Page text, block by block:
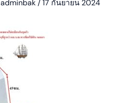
adminbak /17 กันยายน 2024